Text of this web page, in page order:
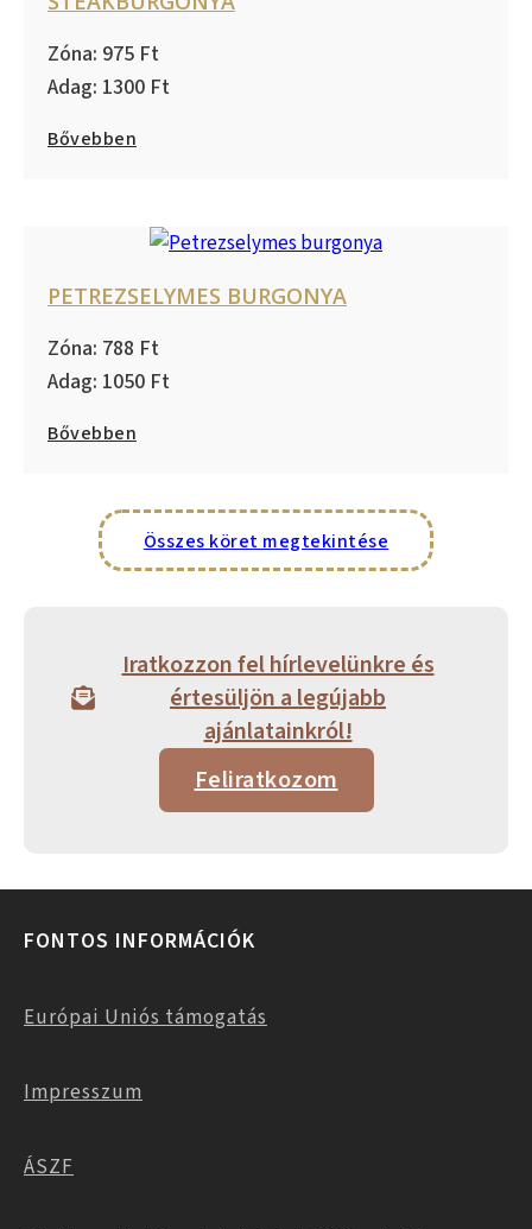
975
1300
Bővebben
PETREZSELYMES BURGONYA
788
1050
Bővebben
Összes köret megtekintése
Iratkozzon fel hírlevelünkre és
értesüljön a legújabb
ajánlatainkról!
Feliratkozom
FONTOS INFORMÁCIÓK
Európai Uniós támogatás
Impresszum
ÁSZF